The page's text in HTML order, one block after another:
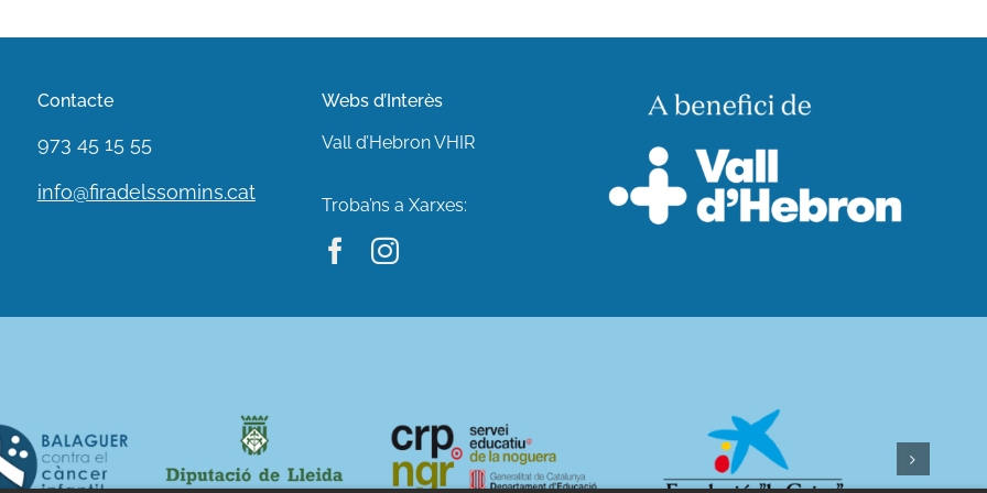
Contacte
973 45 15 55
info@firadelssomins.cat
Webs d’Interès
Vall d’Hebron VHIR
Troba’ns a Xarxes: